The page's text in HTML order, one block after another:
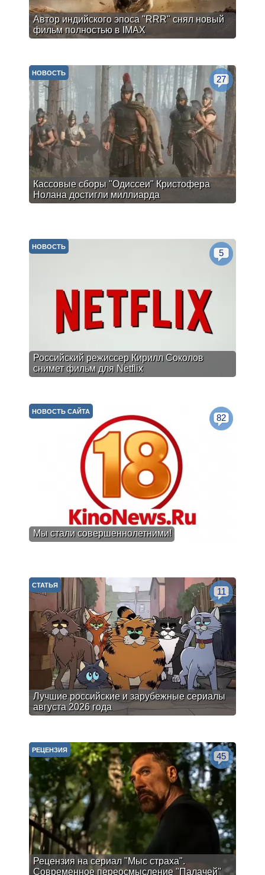
Автор индийского эпоса "RRR" снял новый
фильм полностью в IMAX
Кассовые сборы "Одиссеи" Кристофера
Нолана достигли миллиарда
НОВОСТЬ
27
Российский режиссер Кирилл Соколов
снимет фильм для Netflix
НОВОСТЬ
5
Мы стали совершеннолетними!
НОВОСТЬ САЙТА
82
Лучшие российские и зарубежные сериалы
августа 2026 года
СТАТЬЯ
11
Рецензия на сериал "Мыс страха".
Современное переосмысление "Палачей"
РЕЦЕНЗИЯ
45